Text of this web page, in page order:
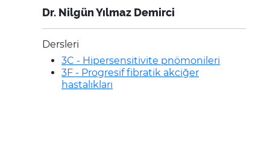
Dr. Nilgün Yılmaz Demirci
Dersleri
3C - Hipersensitivite pnömonileri
3F - Progresif fibratik akciğer
hastalıkları